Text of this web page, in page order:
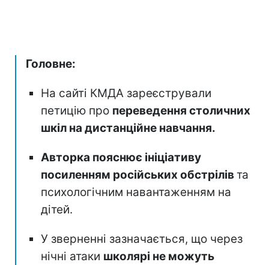
Головне:
На сайті КМДА зареєстрували
петицію про переведення столичних
шкіл на дистанційне навчання.
Авторка пояснює ініціативу
посиленням російських обстрілівта
психологічним навантаженням на
дітей.
У зверненні зазначається, що через
нічні атаки школярі не можуть